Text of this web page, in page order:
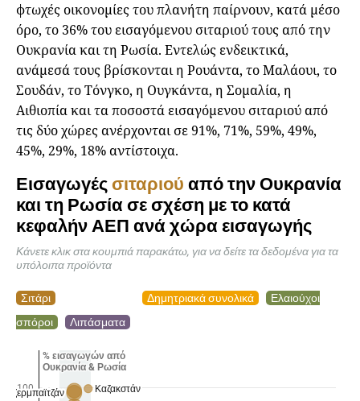
φτωχές οικονομίες του πλανήτη παίρνουν, κατά μέσο
όρο, το 36% του εισαγόμενου σιταριού τους από την
Ουκρανία και τη Ρωσία. Εντελώς ενδεικτικά,
ανάμεσά τους βρίσκονται η Ρουάντα, το Μαλάουι, το
Σουδάν, το Τόνγκο, η Ουγκάντα, η Σομαλία, η
Αιθιοπία και τα ποσοστά εισαγόμενου σιταριού από
τις δύο χώρες ανέρχονται σε 91%, 71%, 59%, 49%,
45%, 29%, 18% αντίστοιχα.